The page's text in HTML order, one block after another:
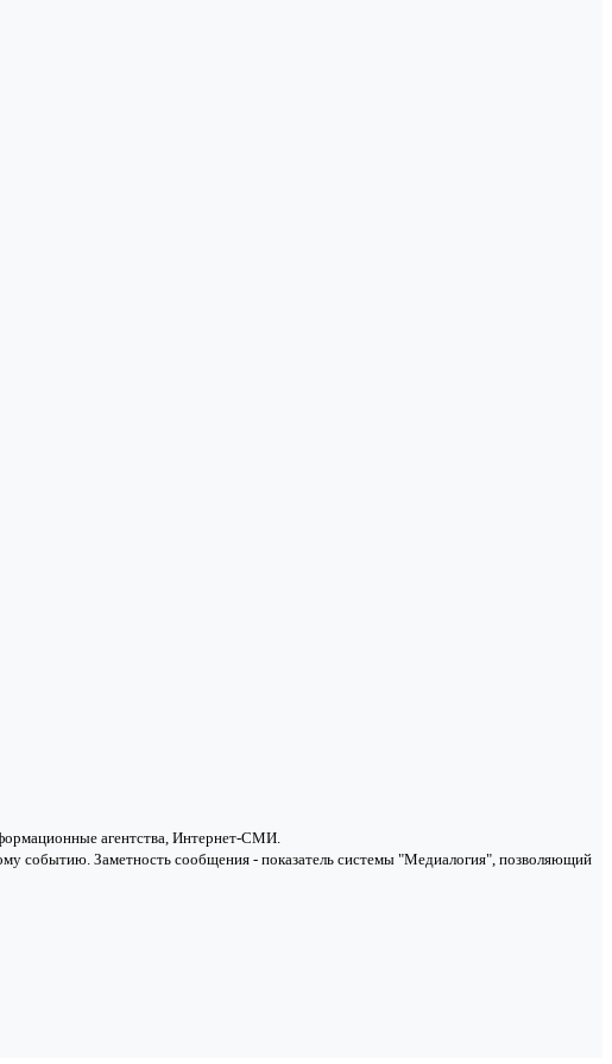
агентства, Интернет-СМИ.
событию. Заметность сообщения - показатель системы "Медиалогия", позволяющий